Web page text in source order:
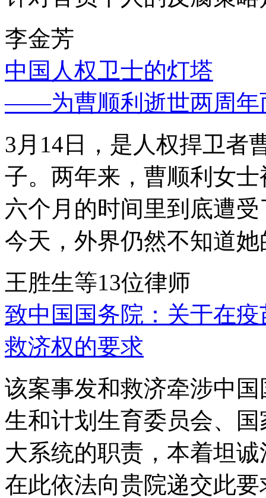
李金芳
中国人权卫士的灯塔
——为曹顺利逝世两周年
3月14日，是人权捍卫者
子。两年来，曹顺利女
六个月的时间里到底遭
今天，外界仍然不知道
王胜生等13位律师
致中国国务院：关于在
救济权的要求
该案事发和救济牵涉中
生和计划生育委员会、
大系统的职责，本着坦
在此依法向贵院递交此要